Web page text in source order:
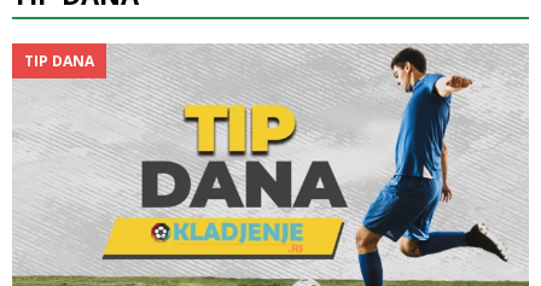
TIP DANA